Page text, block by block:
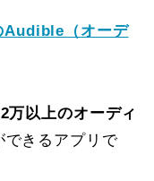
Audible（オーデ
万以上のオーディ
できるアプリで